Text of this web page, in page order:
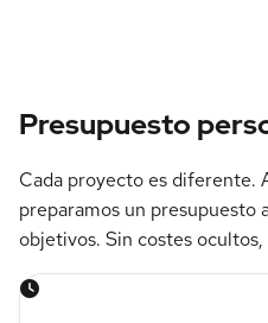
Presupuesto
Cada proyecto es diferente.
preparamos un presupuesto
objetivos. Sin costes